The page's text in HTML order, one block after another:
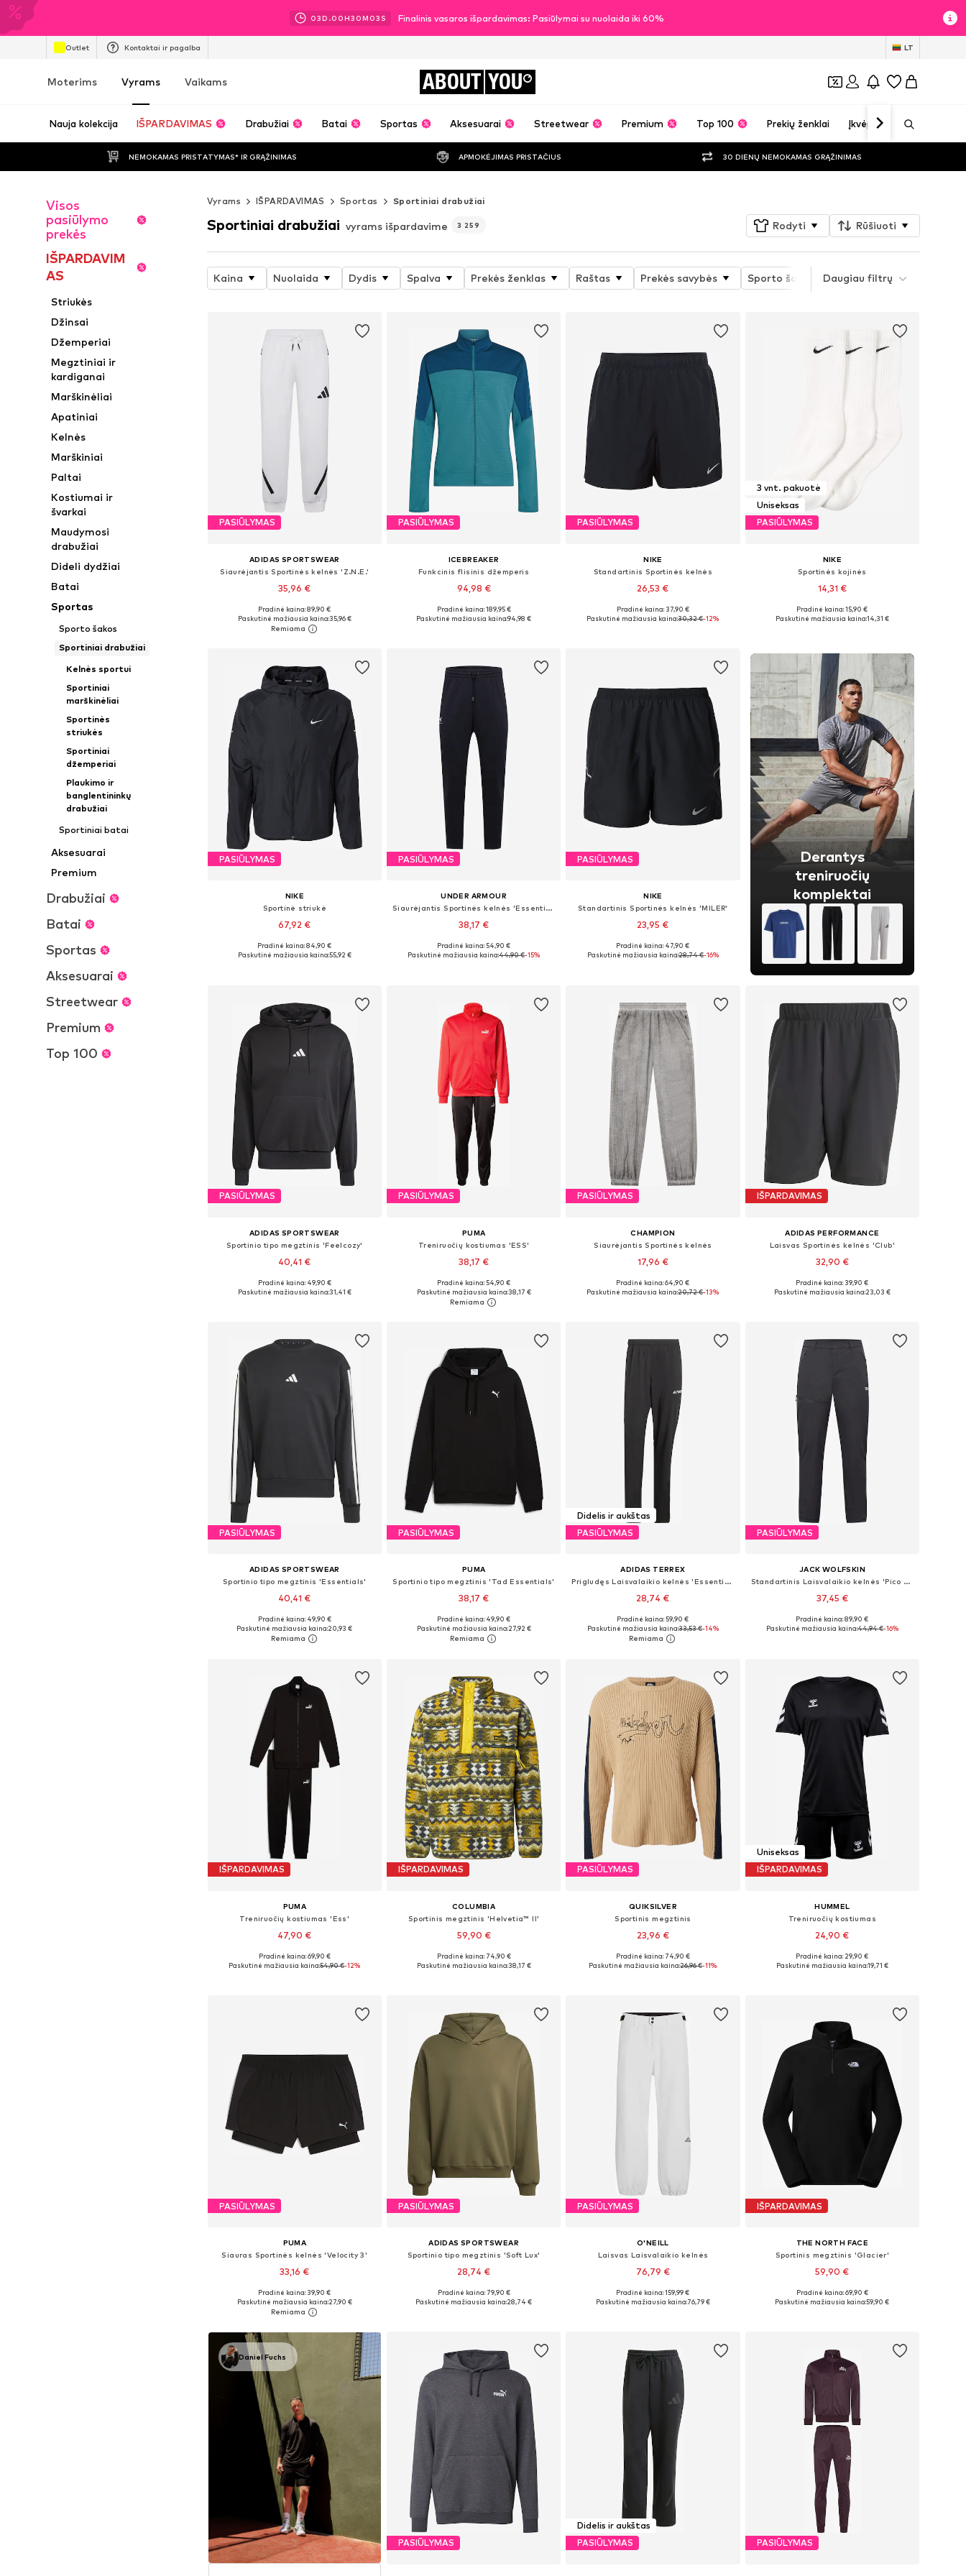
03D.00H30M 01 S Finalinis vasaros išpardavimas: Pasiūlymai su nuolaida iki 60%
Outlet Kontaktai ir pagalba LT
Moterims Vyrams Vaikams ABOUT YOU
Nauja kolekcija IŠPARDAVIMAS Drabužiai Batai Sportas Aksesuarai Streetwear Premium Top 100 Prekių ženklai Įkvėpimas
NEMOKAMAS PRISTATYMAS* IR GRĄŽINIMAS APMOKĖJIMAS PRISTAČIUS 30 DIENŲ NEMOKAMAS GRĄŽINIMAS
Visos
pasiūlymo
prekės
IŠPARDAVIM
AS
Striukės
Džinsai
Džemperiai
Megztiniai ir
kardiganai
Marškinėliai
Apatiniai
Kelnės
Marškiniai
Paltai
Kostiumai ir
švarkai
Maudymosi
drabužiai
Dideli dydžiai
Batai
Sportas
Sporto šakos
Sportiniai drabužiai
Kelnės sportui
Sportiniai
marškinėliai
Sportinės
striukės
Sportiniai
džemperiai
Plaukimo ir
banglentininkų
drabužiai
Sportiniai batai
Aksesuarai
Premium
Drabužiai
Batai
Sportas
Aksesuarai
Streetwear
Premium
Top 100
Vyrams IŠPARDAVIMAS Sportas Sportiniai drabužiai
Sportiniai drabužiai vyrams išpardavime 3 259 Rodyti Rūšiuoti
Kaina Nuolaida Dydis Spalva Prekės ženklas Raštas Prekės savybės Sporto šaka Funkcijos
Daugiau filtrų
PASIŪLYMAS
ADIDAS SPORTSWEAR
Siaurėjantis Sportinės kelnės 'Z.N.E.'
35,96 €
+3
Į krepšelį
Pradinė kaina: 89,90 €
Paskutinė mažiausia kaina:35,96 €
PASIŪLYMAS
ICEBREAKER
Funkcinis flisinis džemperis
94,98 €
Galimi dydžiai: S, M, L
Pradinė kaina: 189,95 €
Paskutinė mažiausia kaina:94,98 €
PASIŪLYMAS
NIKE
Standartinis Sportinės kelnės
26,53 €
Galimi dydžiai: S, M, L, XXL
Pradinė kaina: 37,90 €
Paskutinė mažiausia kaina:30,32 €-12%
3 vnt. pakuotė
Uniseksas
PASIŪLYMAS
NIKE
Sportinės kojinės
14,31 €
Galimi dydžiai: 34-38, 38-42, 42-46, 46-50
Pradinė kaina: 15,90 €
Paskutinė mažiausia kaina:14,31 €
PASIŪLYMAS
NIKE
Sportinė striukė
67,92 €
Galimi dydžiai: S, M, L, XL, XXL
Pradinė kaina: 84,90 €
Paskutinė mažiausia kaina:55,92 €
PASIŪLYMAS
UNDER ARMOUR
Siaurėjantis Sportinės kelnės 'Essential'
38,17 €
+ 1
Galimi dydžiai: XS, S, M, L, XL
Pradinė kaina: 54,90 €
Paskutinė mažiausia kaina:44,90 €-15%
PASIŪLYMAS
NIKE
Standartinis Sportinės kelnės 'MILER'
23,95 €
Galimi dydžiai: S, M, L, XL, XXL
Pradinė kaina: 47,90 €
Paskutinė mažiausia kaina:28,74 €-16%
Derantys
treniruočių
komplektai
PASIŪLYMAS
ADIDAS SPORTSWEAR
Sportinio tipo megztinis 'Feelcozy'
40,41 €
+5
Pradinė kaina: 49,90 €
Paskutinė mažiausia kaina:31,41 €
PASIŪLYMAS
PUMA
Treniruočių kostiumas 'ESS'
38,17 €
Galimi dydžiai: S, M, L, XL, XXL
Į krepšelį
Pradinė kaina: 54,90 €
Paskutinė mažiausia kaina:38,17 €
PASIŪLYMAS
CHAMPION
Siaurėjantis Sportinės kelnės
17,96 €
Galimi dydžiai: S, M, L
Pradinė kaina: 64,90 €
Paskutinė mažiausia kaina:20,72 €-13%
IŠPARDAVIMAS
ADIDAS PERFORMANCE
Laisvas Sportinės kelnės 'Club'
32,90 €
Pradinė kaina: 39,90 €
Paskutinė mažiausia kaina:23,03 €
PASIŪLYMAS
ADIDAS SPORTSWEAR
Sportinio tipo megztinis 'Essentials'
40,41 €
Galimi dydžiai: XS, S, M, L, XL
Į krepšelį
Pradinė kaina: 49,90 €
Paskutinė mažiausia kaina:20,93 €
PASIŪLYMAS
PUMA
Sportinio tipo megztinis 'Tad Essentials'
38,17 €
Galimi dydžiai: S, M, L, XL, XXL
Į krepšelį
Pradinė kaina: 49,90 €
Paskutinė mažiausia kaina:27,92 €
Didelis ir aukštas
PASIŪLYMAS
ADIDAS TERREX
Prigludęs Laisvalaikio kelnės 'Essentials'
28,74 €
Į krepšelį
Pradinė kaina: 59,90 €
Paskutinė mažiausia kaina:33,53 €-14%
PASIŪLYMAS
JACK WOLFSKIN
Standartinis Laisvalaikio kelnės 'Pico Trail'
37,45 €
Galimi dydžiai: L-XL x įprastas ilgis
Pradinė kaina: 89,90 €
Paskutinė mažiausia kaina:44,94 €-16%
IŠPARDAVIMAS
PUMA
Treniruočių kostiumas 'Ess'
47,90 €
Galimi dydžiai: S, M, L, XXL
Pradinė kaina: 69,90 €
Paskutinė mažiausia kaina:54,90 €-12%
IŠPARDAVIMAS
COLUMBIA
Sportinis megztinis 'Helvetia™ II'
59,90 €
Galimi dydžiai: M, L, XL
Pradinė kaina: 74,90 €
Paskutinė mažiausia kaina:38,17 €
PASIŪLYMAS
QUIKSILVER
Sportinis megztinis
23,96 €
Galimi dydžiai: S, M, L, XL
Pradinė kaina: 74,90 €
Paskutinė mažiausia kaina:26,96 €-11%
Uniseksas
IŠPARDAVIMAS
HUMMEL
Treniruočių kostiumas
24,90 €
+1
Galimi dydžiai: S, M, L, XXL
Pradinė kaina: 29,90 €
Paskutinė mažiausia kaina:19,71 €
PASIŪLYMAS
PUMA
Siauras Sportinės kelnės 'Velocity 3'
33,16 €
Į krepšelį
Pradinė kaina: 39,90 €
Paskutinė mažiausia kaina:27,90 €
PASIŪLYMAS
ADIDAS SPORTSWEAR
Sportinio tipo megztinis 'Soft Lux'
28,74 €
Pradinė kaina: 79,90 €
Paskutinė mažiausia kaina:28,74 €
PASIŪLYMAS
O'NEILL
Laisvas Laisvalaikio kelnės
76,79 €
Galimi dydžiai: S, M, L, XL, XXL
Pradinė kaina: 159,99 €
Paskutinė mažiausia kaina:76,79 €
IŠPARDAVIMAS
THE NORTH FACE
Sportinis megztinis 'Glacier'
59,90 €
+1
Galimi dydžiai: S, M, L, XL, XXL
Pradinė kaina: 69,90 €
Paskutinė mažiausia kaina:59,90 €
Daniel Fuchs
PASIŪLYMAS
Didelis ir aukštas
PASIŪLYMAS
PASIŪLYMAS